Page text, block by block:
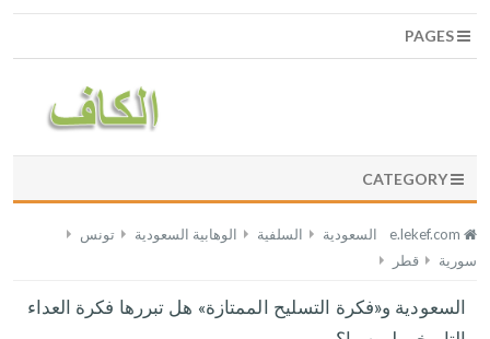
CATEGORY
السعودية السلفية الوهابية السعودية
تونس
سورية
قطر
السعودية و«فكرة التسليح الممتازة» هل تبررها فكرة العداء